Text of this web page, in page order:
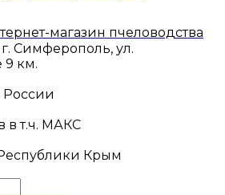
магазин пчеловодства
Симферополь, ул.
9 км.
России
в т.ч. МАКС
Крым